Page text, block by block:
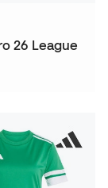
26 League